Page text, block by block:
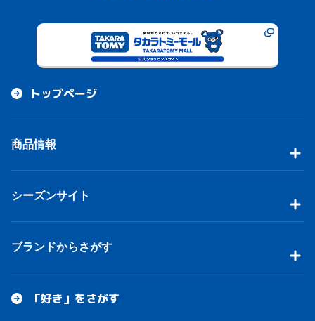
トップページ
商品情報
シーズンサイト
ブランドからさがす
「好き」をさがす